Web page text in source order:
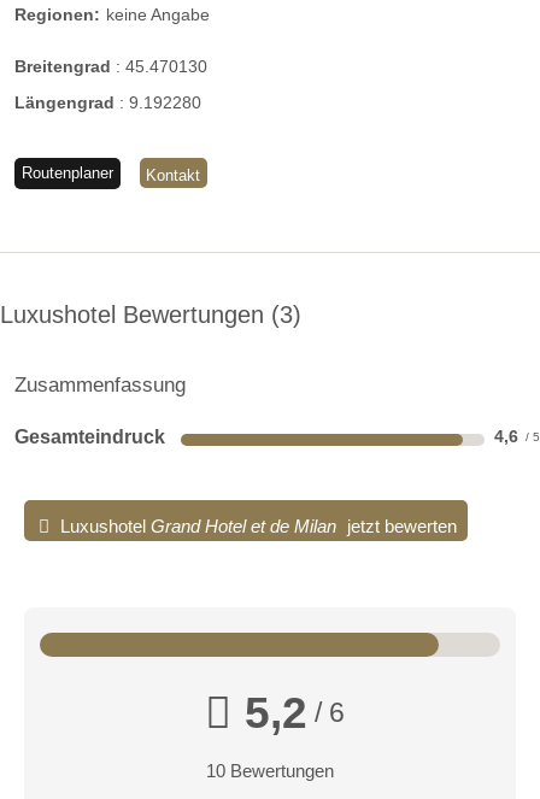
Regionen: keine Angabe
Breitengrad : 45.470130
Längengrad : 9.192280
Routenplaner Kontakt
Luxushotel Bewertungen 3
Zusammenfassung
Gesamteindruck 4,6
Luxushotel Grand Hotel et de Milan jetzt bewerten
5,2 / 6
10 Bewertungen